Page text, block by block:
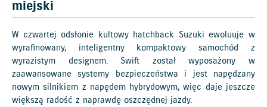
CENNIK
WYPOSAŻENIE
KOLORY NADWOZIA
miejski
W czwartej odsłonie kultowy hatchback Suzuki ewoluuje w
wyrafinowany, inteligentny kompaktowy samochód z
wyrazistym designem. Swift został wyposażony w
zaawansowane systemy bezpieczeństwa i jest napędzany
nowym silnikiem z napędem hybrydowym, więc daje jeszcze
większą radość z naprawdę oszczędnej jazdy.